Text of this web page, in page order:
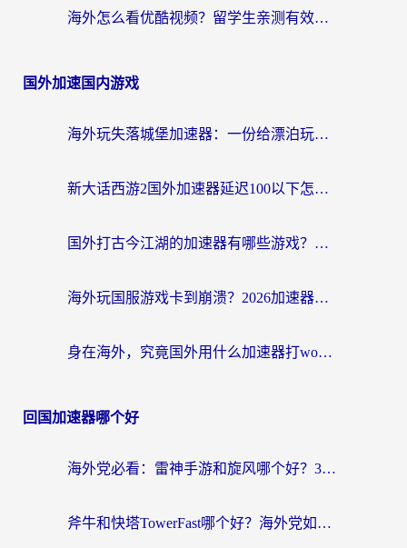
海外怎么看优酷视频？留学生亲测有效的回国加速器选择指南
国外加速国内游戏
海外玩失落城堡加速器：一份给漂泊玩家的网络自救指南
新大话西游2国外加速器延迟100以下怎么办？海外党实测有效的低延迟指南
国外打古今江湖的加速器有哪些游戏？一个海外玩家的终极选择指南
海外玩国服游戏卡到崩溃？2026加速器免费推荐+实用指南（亲测有效）
身在海外，究竟国外用什么加速器打wow好？
回国加速器哪个好
海外党必看：雷神手游和旋风哪个好？3分钟选对回国加速器，无缝刷国内剧玩游戏
斧牛和快塔TowerFast哪个好？海外党如何选对回国加速器